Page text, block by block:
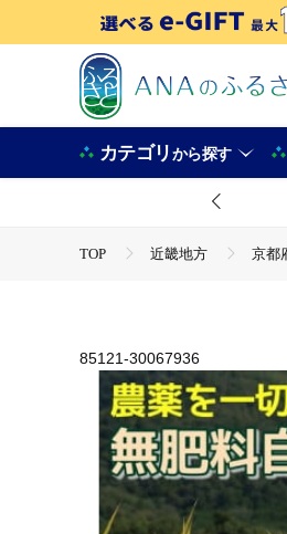
カテゴリから探す
TOP 近畿地方 京都
85121-30067936